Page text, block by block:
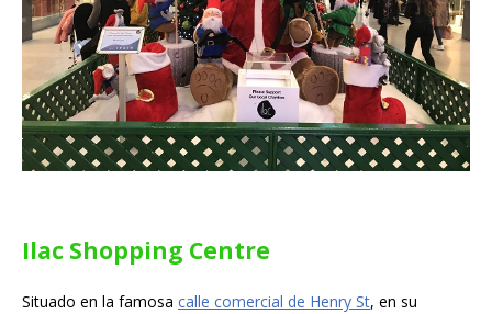
Ilac Shopping Centre
Situado en la famosa calle comercial de Henry St, en su